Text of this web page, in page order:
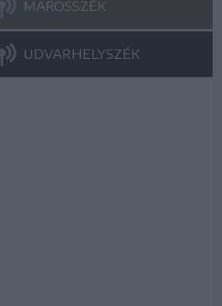
MAROSSZÉK
UDVARHELYSZÉK